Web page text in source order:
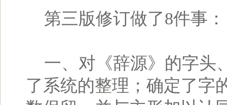
第三版修订做了8件事：
一、对《辞源》的字头
了系统的整理；确定了字